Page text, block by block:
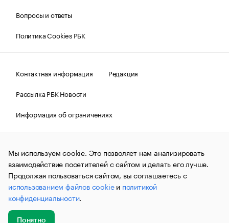
Вопросы и ответы
Политика Cookies РБК
Контактная информация
Редакция
Рассылка РБК Новости
Информация об ограничениях
Правовая информация
О соблюдении авторских прав
© АО «РОСБИЗНЕСКОНСАЛТИНГ»,1995–2026.Сообщения
и материалы информационного агентства «РБК»
(зарегистрировано Федеральной службой по надзору в сфере
связи, информационных технологий и массовых
коммуникаций (Роскомнадзор) 09.12.2015 за номером ИА
№ФС77-63848) сопровождаются пометкой «РБК». Отдельные
публикации могут содержать информацию,
не предназначенную для пользователей
до 18 лет.
Мы используем cookie. Это позволяет нам анализировать
взаимодействие посетителей с сайтом и делать его лучше.
Продолжая пользоваться сайтом, вы соглашаетесь с
использованием файлов cookieи политикой
конфиденциальности.
Понятно